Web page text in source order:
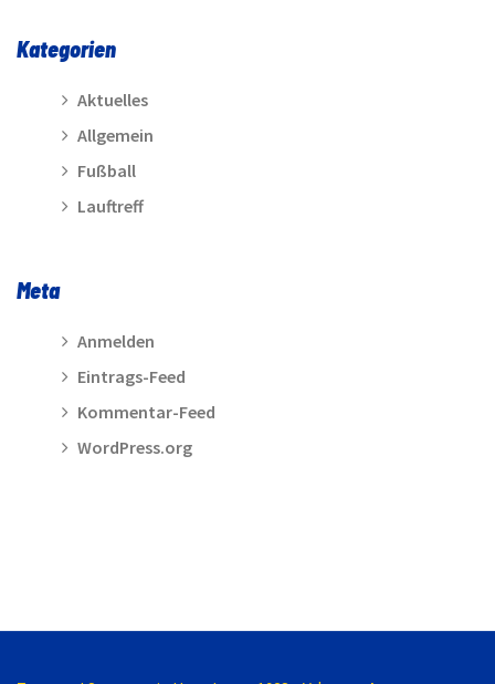
Kategorien
Aktuelles
Allgemein
Fußball
Lauftreff
Meta
Anmelden
Eintrags-Feed
Kommentar-Feed
WordPress.org